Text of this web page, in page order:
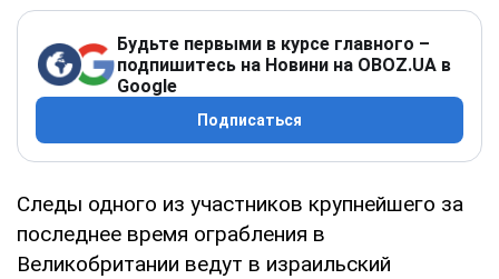
Будьте первыми в курсе главного –
подпишитесь на Новини на OBOZ.UA в
Google
Подписаться
Следы одного из участников крупнейшего за
последнее время ограбления в
Великобритании ведут в израильский